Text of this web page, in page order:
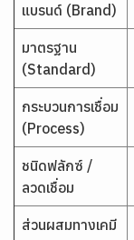
แบรนด์ (Brand)
มาตรฐาน
(Standard)
กระบวนการเชื่อม
(Process)
ชนิดฟลักซ์ /
ลวดเชื่อม
ส่วนผสมทางเคมี